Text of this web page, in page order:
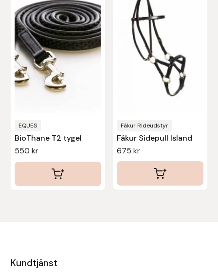
EQUES
BioThane T2 tygel
550kr
har
flera
varianter.
De
olika
alternativen
kan
produktsidan
Fákur Rideudstyr
Fákur Sidepull Island
675 kr
Kundtjänst